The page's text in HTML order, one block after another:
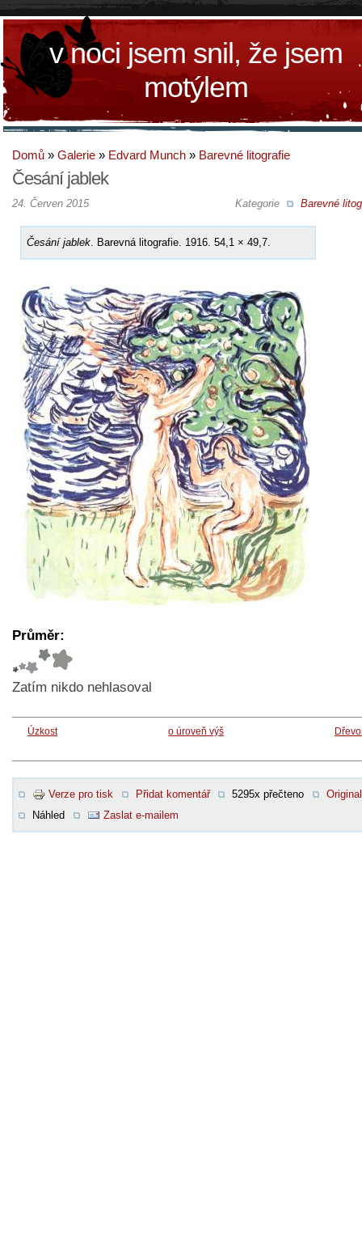
v noci jsem snil, že jsem
motýlem
Domů » Galerie » Edvard Munch » Barevné litografie
Česání jablek
Kategorie Barevné
24. Červen 2015
Česání jablek . Barevná litografie. 1916. 54,1 × 49,7.
Průměr:
Zatím nikdo nehlasoval
Úzkost o úroveň výš
Verze pro tisk Přidat komentář 5295x přečteno
Original
Náhled
Zaslat e-mailem